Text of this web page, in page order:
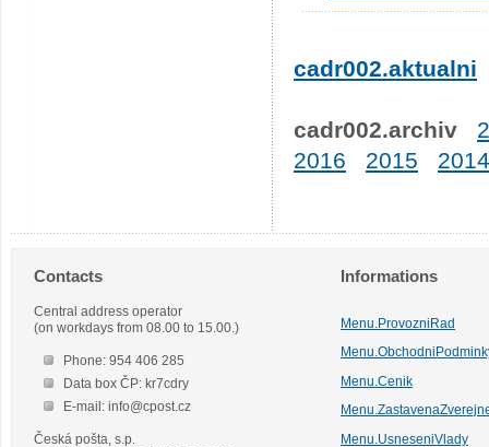
cadr002.aktualni
cadr002.archiv
2016
2015 2014
Contacts
Central address operator
(on workdays from 08.00 to 15.00.)
Phone: 954 406 285
Data box ČP: kr7cdry
E-mail: info@cpost.cz
Česká pošta, s.p.
Informations
Menu.ProvozniRad
Menu.Cenik
Menu.UsneseniVlady